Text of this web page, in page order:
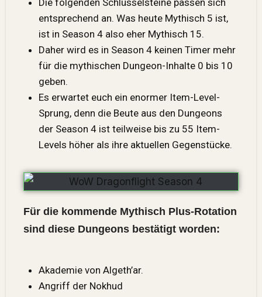
entsprechend an. Was heute Mythisch 5 ist,
ist in Season 4 also eher Mythisch 15.
Daher wird es in Season 4 keinen Timer mehr
für die mythischen Dungeon-Inhalte 0 bis 10
geben.
Es erwartet euch ein enormer Item-Level-
Sprung, denn die Beute aus den Dungeons
der Season 4 ist teilweise bis zu 55 Item-
Levels höher als ihre aktuellen Gegenstücke.
Für die kommende Mythisch Plus-Rotation
sind diese Dungeons bestätigt worden:
Akademie von Algeth’ar.
Angriff der Nokhud